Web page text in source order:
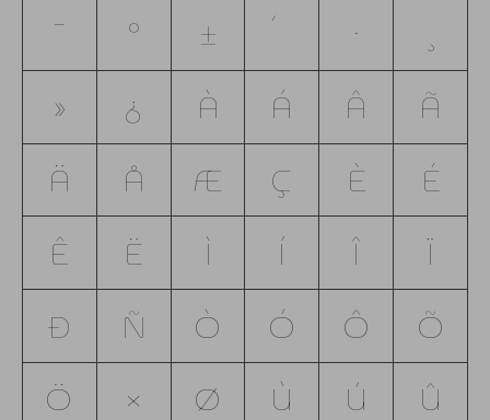
¯
° ± ´ ·
»
¿ À Á Â
Ã
Ä
Å Æ Ç È
É
Ê
Ë Ì Í Î
Ï
Ð
Ñ Ò Ó Ô
Õ
Ö
× Ø Ù Ú
Û